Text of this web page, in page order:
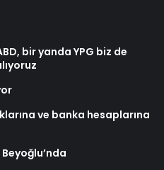
bir yanda YPG biz de
ve banka hesaplarına
Beyoğlu’nda